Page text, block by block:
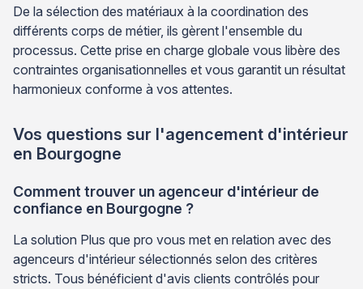
De la sélection des matériaux à la coordination des
différents corps de métier, ils gèrent l'ensemble du
processus. Cette prise en charge globale vous libère des
contraintes organisationnelles et vous garantit un résultat
harmonieux conforme à vos attentes.
Vos questions sur l'agencement d'intérieur
en Bourgogne
Comment trouver un agenceur d'intérieur de
confiance en Bourgogne ?
La solution Plus que pro vous met en relation avec des
agenceurs d'intérieur sélectionnés selon des critères
stricts. Tous bénéficient d'avis clients contrôlés pour